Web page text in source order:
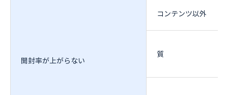
開封率が上がらない
コンテンツ以外
質